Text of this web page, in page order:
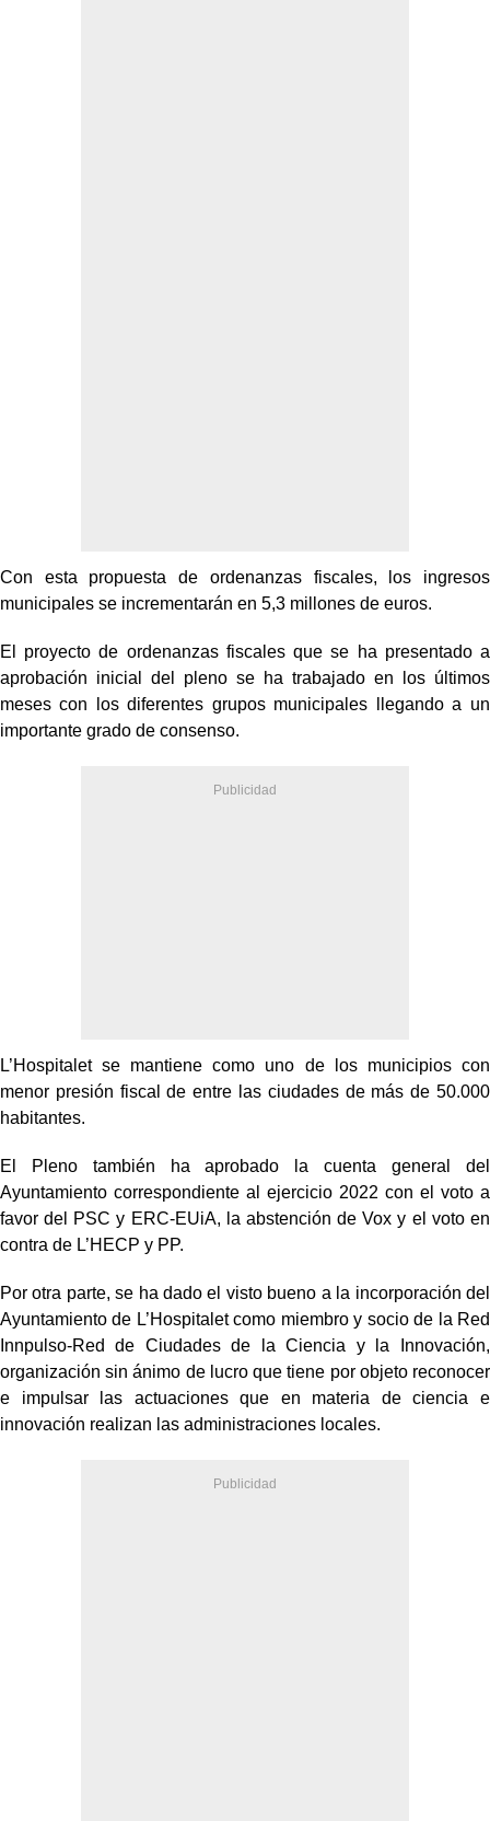
Con esta propuesta de ordenanzas fiscales, los ingresos
municipales se incrementarán en 5,3 millones de euros.
El proyecto de ordenanzas fiscales que se ha presentado a
aprobación inicial del pleno se ha trabajado en los últimos
meses con los diferentes grupos municipales llegando a un
importante grado de consenso.
L’Hospitalet se mantiene como uno de los municipios con
menor presión fiscal de entre las ciudades de más de 50.000
habitantes.
El Pleno también ha aprobado la cuenta general del
Ayuntamiento correspondiente al ejercicio 2022 con el voto a
favor del PSC y ERC-EUiA, la abstención de Vox y el voto en
contra de L’HECP y PP.
Por otra parte, se ha dado el visto bueno a la incorporación del
Ayuntamiento de L’Hospitalet como miembro y socio de la Red
Innpulso-Red de Ciudades de la Ciencia y la Innovación,
organización sin ánimo de lucro que tiene por objeto reconocer
e impulsar las actuaciones que en materia de ciencia e
innovación realizan las administraciones locales.